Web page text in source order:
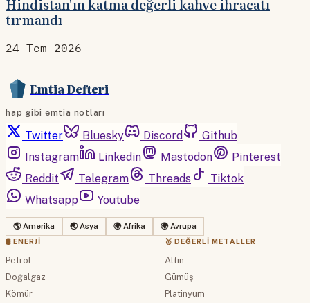
Hindistan'ın katma değerli kahve ihracatı
tırmandı
24 Tem 2026
Emtia Defteri
hap gibi emtia notları
Twitter Bluesky Discord
Github
Instagram
Linkedin Mastodon
Pinterest
Reddit
Telegram Threads
Tiktok
Whatsapp
Youtube
🌎 Amerika 🌏 Asya 🌍 Afrika 🌍 Avrupa
🛢 ENERJI
Petrol
Doğalgaz
Kömür
🥇 DEĞERLI METALLER
Altın
Gümüş
Platinyum